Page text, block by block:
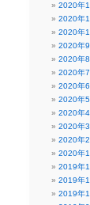
2020年
2020年
2020年
2020年9
2020年8
2020年7
2020年6
2020年5
2020年4
2020年3
2020年2
2020年1
2019年
2019年
2019年